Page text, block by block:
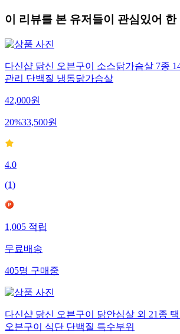
이 리뷰를 본 유저들이 관심있어 한
다신샵 닭신 오븐구이 소스닭가슴살 7종
관리 단백질 냉동닭가슴살
42,000원
20%33,500원
4.0
(1)
1,005 적립
무료배송
405명 구매중
다신샵 닭신 오븐구이 닭안심살 외 21종
오븐구이 식단 단백질 특수부위